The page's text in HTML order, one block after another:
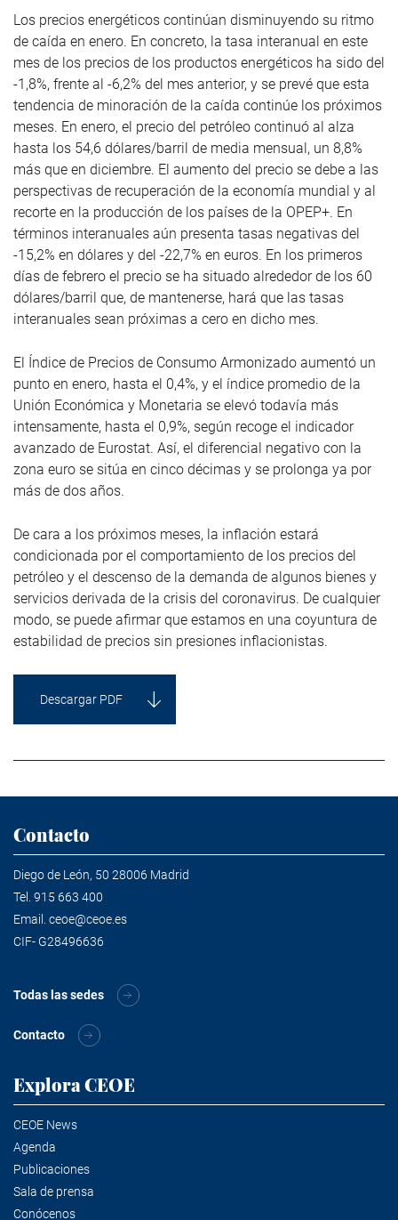
Los precios energéticos continúan disminuyendo su ritmo
de caída en enero. En concreto, la tasa interanual en este
mes de los precios de los productos energéticos ha sido del
-1,8%, frente al -6,2% del mes anterior, y se prevé que esta
tendencia de minoración de la caída continúe los próximos
meses. En enero, el precio del petróleo continuó al alza
hasta los 54,6 dólares/barril de media mensual, un 8,8%
más que en diciembre. El aumento del precio se debe a las
perspectivas de recuperación de la economía mundial y al
recorte en la producción de los países de la OPEP+. En
términos interanuales aún presenta tasas negativas del
-15,2% en dólares y del -22,7% en euros. En los primeros
días de febrero el precio se ha situado alrededor de los 60
dólares/barril que, de mantenerse, hará que las tasas
interanuales sean próximas a cero en dicho mes.
El Índice de Precios de Consumo Armonizado aumentó un
punto en enero, hasta el 0,4%, y el índice promedio de la
Unión Económica y Monetaria se elevó todavía más
intensamente, hasta el 0,9%, según recoge el indicador
avanzado de Eurostat. Así, el diferencial negativo con la
zona euro se sitúa en cinco décimas y se prolonga ya por
más de dos años.
De cara a los próximos meses, la inflación estará
condicionada por el comportamiento de los precios del
petróleo y el descenso de la demanda de algunos bienes y
servicios derivada de la crisis del coronavirus. De cualquier
modo, se puede afirmar que estamos en una coyuntura de
estabilidad de precios sin presiones inflacionistas.
Descargar PDF
Contacto
Diego de León, 50 28006 Madrid
Tel. 915 663 400
Email. ceoe@ceoe.es
CIF- G28496636
Todas las sedes
Contacto
Explora CEOE
CEOE News
Agenda
Publicaciones
Sala de prensa
Conócenos